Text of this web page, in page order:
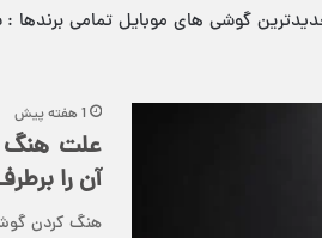
گوشی های موبایل تمامی
1 هفته پیش
علت هنگ
آن را
هنگ کردن